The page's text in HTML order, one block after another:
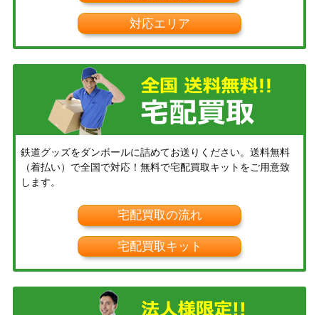
対応エリア
鉄道グッズをダンボールに詰めてお送りください。送料無料
（着払い）で全国で対応！無料で宅配買取キットをご用意致
します。
宅配買取の流れ
宅配買取キット